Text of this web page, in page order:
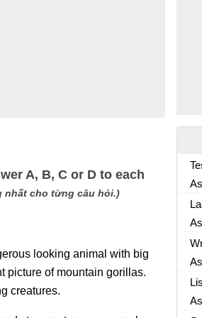
A, B, C or D to each
nhất cho từng câu hỏi.)
looking animal with big
picture of mountain gorillas.
creatures.